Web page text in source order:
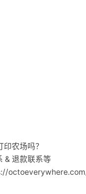
农场吗？
& 退款联系等